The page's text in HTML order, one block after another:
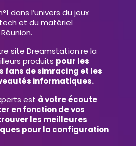
dans l’univers du jeux
et du matériel
site Dreamstation.re la
produits pour les
fans de simracing et les
informatiques.
est à votre écoute
en fonction de vos
les meilleures
pour la configuration